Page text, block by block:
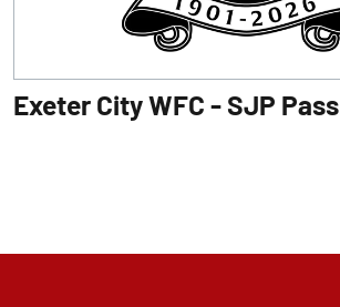
Exeter City WFC - SJP Pass